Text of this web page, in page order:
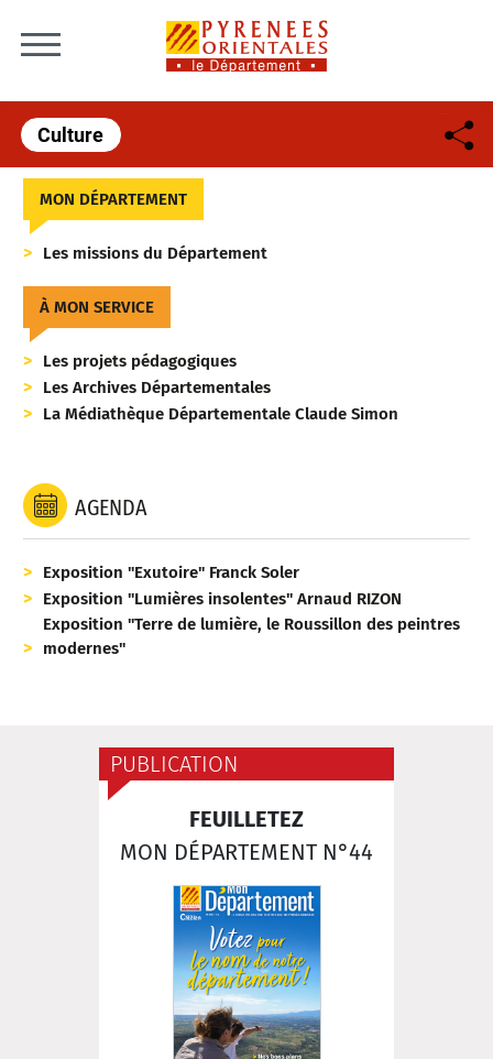
Culture
MON DÉPARTEMENT
Les missions du Département
À MON SERVICE
Les projets pédagogiques
Les Archives Départementales
La Médiathèque Départementale Claude Simon
AGENDA
Exposition "Exutoire" Franck Soler
Exposition "Lumières insolentes" Arnaud RIZON
Exposition "Terre de lumière, le Roussillon des peintres
modernes"
PUBLICATION
FEUILLETEZ
MON DÉPARTEMENT N°44